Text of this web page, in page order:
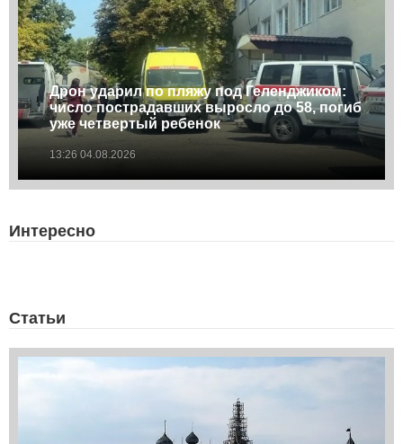
Дрон ударил по пляжу под Геленджиком:
число пострадавших выросло до 58, погиб
уже четвертый ребенок
13:26 04.08.2026
Интересно
Статьи